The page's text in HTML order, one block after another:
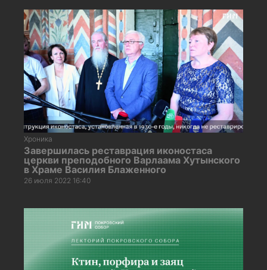
Хроника
Завершилась реставрация иконостаса
церкви преподобного Варлаама Хутынского
в Храме Василия Блаженного
26 июля 2022 16:40